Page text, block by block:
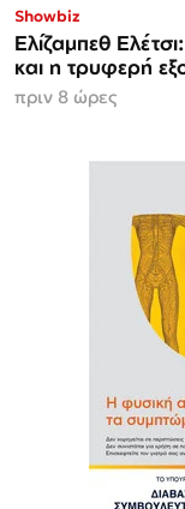
Showbiz
Ελίζαμπεθ
και η τρυφερή
πριν 8 ώρες